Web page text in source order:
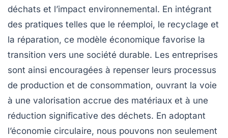
déchats et l’impact environnemental. En intégrant
des pratiques telles que le réemploi, le recyclage et
la réparation, ce modèle économique favorise la
transition vers une société durable. Les entreprises
sont ainsi encouragées à repenser leurs processus
de production et de consommation, ouvrant la voie
à une valorisation accrue des matériaux et à une
réduction significative des déchets. En adoptant
l’économie circulaire, nous pouvons non seulement